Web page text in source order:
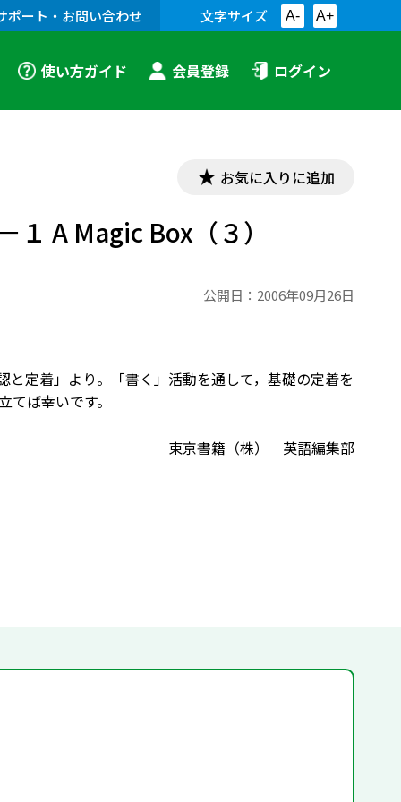
ポート・お問い合わせ 文字サイズ A- A+
使い方ガイド 会員登録 ログイン
お気に入りに追加
A Magic Box（３）
公開日： 2006年09月26日
定着」より。「書く」活動を通して，基礎の定着を
ば幸いです。
東京書籍（株） 英語編集部